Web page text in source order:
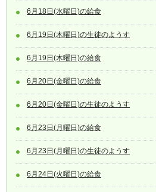
6月18日(水曜日)の給食
6月19日(木曜日)の生徒のようす
6月19日(木曜日)の給食
6月20日(金曜日)の給食
6月20日(金曜日)の生徒のようす
6月23日(月曜日)の給食
6月23日(月曜日)の生徒のようす
6月24日(火曜日)の給食